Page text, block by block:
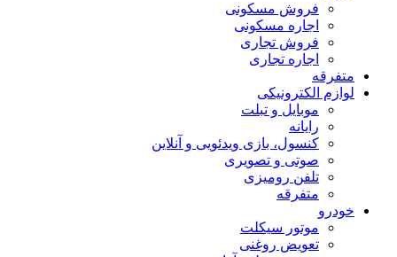
فروش مسکونی
اجاره مسکونی
فروش تجاری
اجاره تجاری
متفرقه
لوازم الکترونیکی
موبایل و تبلت
رایانه
کنسول، بازی‌ ویدئویی و آنلاین
صوتی و تصویری
تلفن رومیزی
متفرقه
خودرو
موتور سیکلت
تعویض روغنی